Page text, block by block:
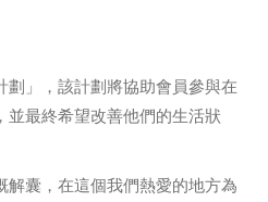
」，該計劃將協助會員參與在
最終希望改善他們的生活狀
囊，在這個我們熱愛的地方為